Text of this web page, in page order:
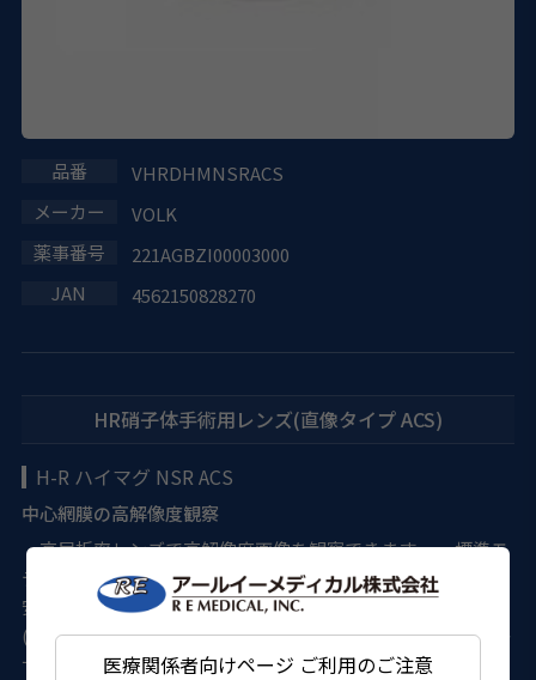
医療関係者向けページ ご利用のご注意
VHRDHMNSRACS
VOLK
221AGBZI00003000
4562150828270
HR硝子体手術用レンズ(直像タイプ ACS)
H-R ハイマグ NSR ACS
中心網膜の高解像度観察
・高屈折率レンズで高解像度画像を観察できます。 ・標準モ
デルは主要なレンズリングに適合します。 ・リングなしでも
安定するNSR(No stabilising Ring)モデルの用意しています
(VHRDHMNSRACS)。 ・オートクレーブまたはエチレンオキ
サイドガス滅菌が可能です。